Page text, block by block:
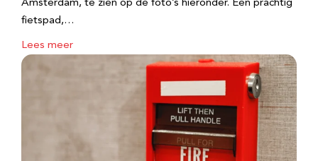
Amsterdam, te zien op de foto’s hieronder. Een prachtig
fietspad,…
Lees meer